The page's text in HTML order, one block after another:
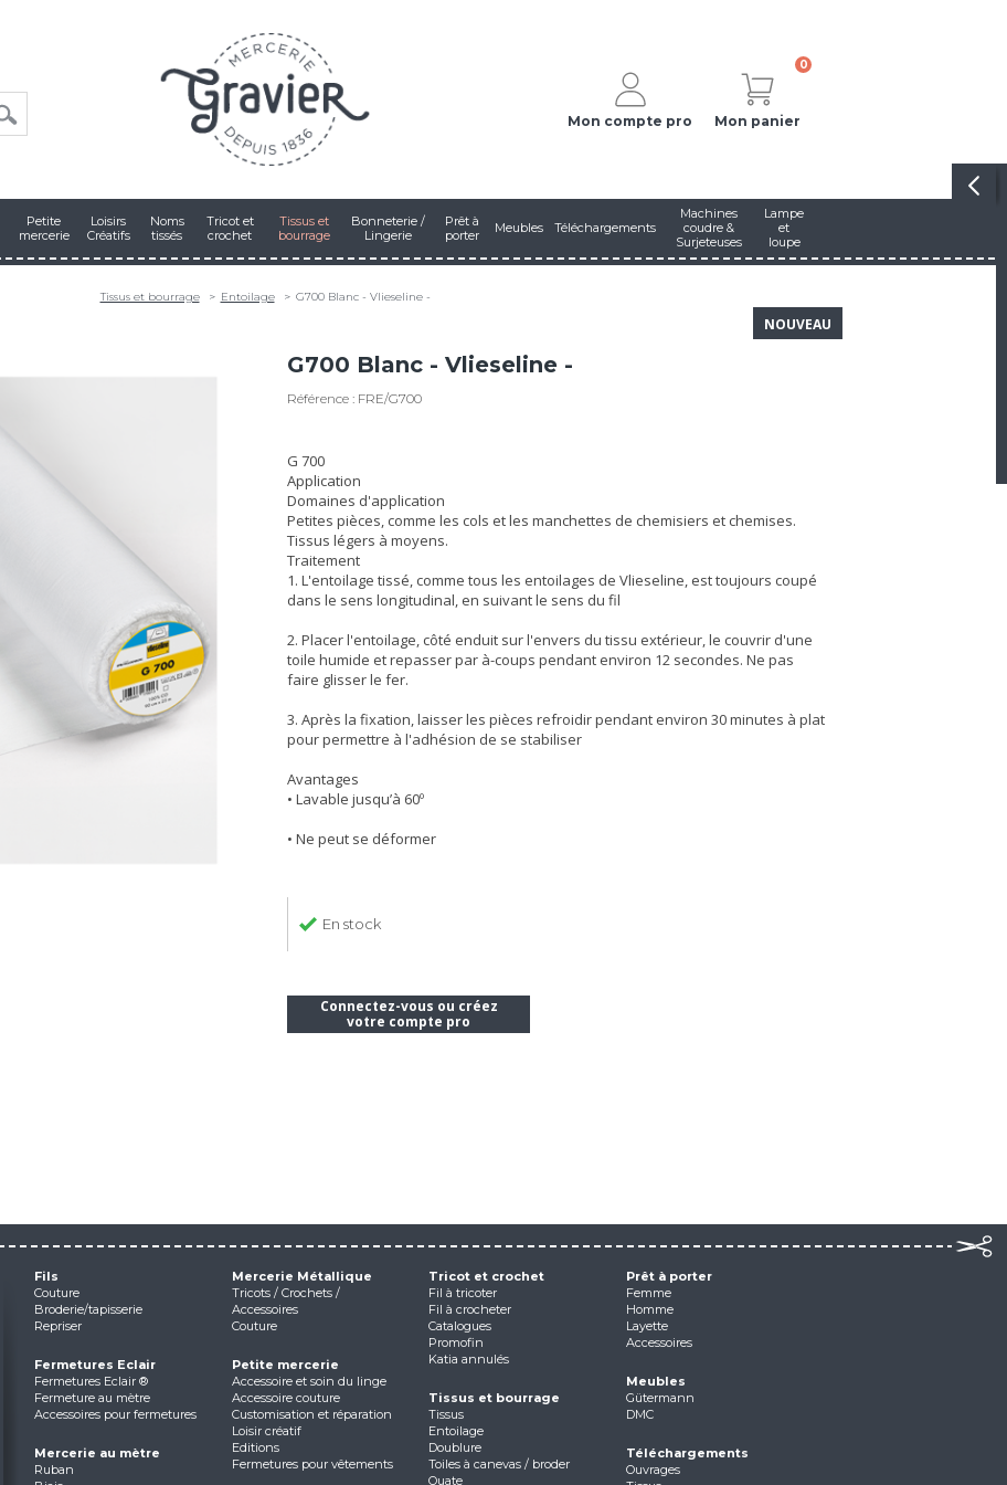
Mon compte pro
0
Mon panier
Petite
mercerie
Loisirs
Créatifs
Noms
tissés
Tricot et
crochet
Tissus et
bourrage
Bonneterie /
Lingerie
Prêt à
porter
Meubles Téléchargements
Machines
coudre &
Surjeteuses
Lampe
et
loupe
Tissus et bourrage Entoilage G700 Blanc - Vlieseline -
NOUVEAU
G700 Blanc - Vlieseline -
Référence : FRE/G700
G 700
Application
Domaines d'application
Petites pièces, comme les cols et les manchettes de chemisiers et chemises.
Tissus légers à moyens.
Traitement
1. L'entoilage tissé, comme tous les entoilages de Vlieseline, est toujours coupé
dans le sens longitudinal, en suivant le sens du fil
2. Placer l'entoilage, côté enduit sur l'envers du tissu extérieur, le couvrir d'une
toile humide et repasser par à-coups pendant environ 12 secondes. Ne pas
faire glisser le fer.
3. Après la fixation, laisser les pièces refroidir pendant environ 30 minutes à plat
pour permettre à l'adhésion de se stabiliser
Avantages
• Lavable jusqu’à 60º
• Ne peut se déformer
En stock
Connectez-vous ou créez
votre compte pro
Fils
Couture
Broderie/tapisserie
Repriser
Fermetures Eclair
Fermetures Eclair ®
Fermeture au mètre
Accessoires pour fermetures
Mercerie au mètre
Ruban
Mercerie Métallique
Tricots / Crochets /
Accessoires
Couture
Petite mercerie
Accessoire et soin du linge
Accessoire couture
Customisation et réparation
Loisir créatif
Editions
Fermetures pour vêtements
Tricot et crochet
Fil à tricoter
Fil à crocheter
Catalogues
Promofin
Katia annulés
Tissus et bourrage
Tissus
Entoilage
Doublure
Toiles à canevas / broder
Ouate
Prêt à porter
Femme
Homme
Layette
Accessoires
Meubles
Gütermann
DMC
Téléchargements
Ouvrages